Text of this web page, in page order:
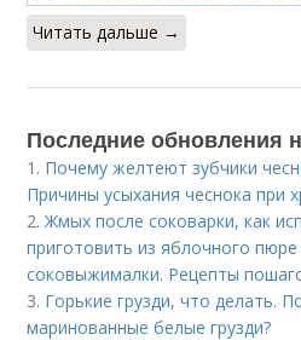
Читать дальше →
Последние обновления
1. Почему желтеют зубчики
Причины усыхания чеснока при
2.Жмых после соковарки, как
приготовить из яблочного
соковыжималки. Рецепты
3. Горькие грузди, что делать.
маринованные белые грузди?